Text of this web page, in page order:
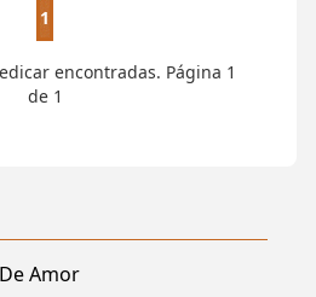
Amor
1
encontradas. Página 1
de 1